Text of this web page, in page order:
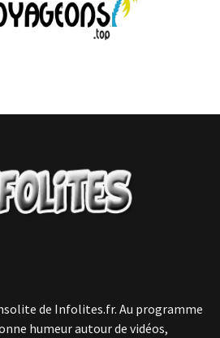
de Infolites.fr. Au programme
humeur autour de vidéos,